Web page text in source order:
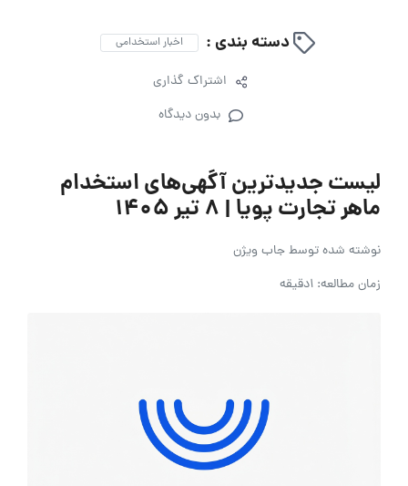
دسته بندی : اخبار استخدامی
اشتراک گذاری
بدون دیدگاه
لیست جدیدترین آگهی‌های استخدام
ماهر تجارت پویا | ۸ تیر ۱۴۰۵
نوشته شده توسطجاب ویژن
زمان مطالعه: 1دقیقه